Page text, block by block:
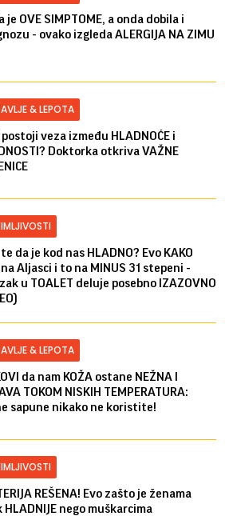
je OVE SIMPTOME, a onda dobila i
- ovako izgleda ALERGIJA NA ZIMU
& LEPOTA
postoji veza između HLADNOĆE i
Doktorka otkriva VAŽNE
da je kod nas HLADNO? Evo KAKO
Aljasci i to na MINUS 31 stepeni -
u TOALET deluje posebno IZAZOVNO
& LEPOTA
da nam KOŽA ostane NEŽNA I
TOKOM NISKIH TEMPERATURA:
sapune nikako ne koristite!
REŠENA! Evo zašto je ženama
HLADNIJE nego muškarcima